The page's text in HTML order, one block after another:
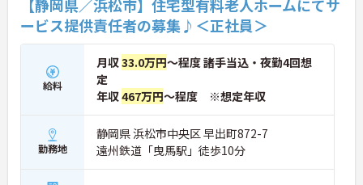
【静岡県／浜松市】住宅型有料老人ホームにてサ
ービス提供責任者の募集♪＜正社員＞
給料
月収33.0万円～程度 諸手当込・夜勤4回想
定
年収467万円～程度 ※想定年収
勤務地
静岡県 浜松市中央区 早出町872-7
遠州鉄道「曳馬駅」徒歩10分